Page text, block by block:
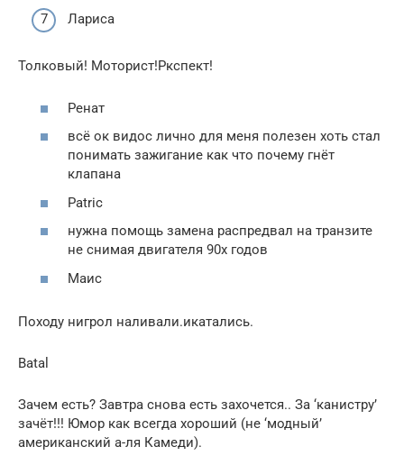
Лариса
Толковый! Моторист!Ркспект!
Ренат
всё ок видос лично для меня полезен хоть стал
понимать зажигание как что почему гнёт
клапана
Patric
нужна помощь замена распредвал на транзите
не снимая двигателя 90х годов
Маис
Походу нигрол наливали.икатались.
Batal
Зачем есть? Завтра снова есть захочется.. За ‘канистру’
зачёт!!! Юмор как всегда хороший (не ‘модный’
американский а-ля Камеди).